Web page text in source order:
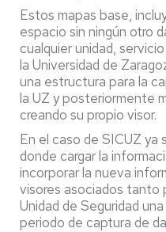
Estos mapas base,
espacio sin ningún otro
cualquier unidad,
la Universidad de
una estructura para la
la UZ y posteriormente
creando su propio visor.
En el caso de SICUZ ya
donde cargar la
incorporar la nueva
visores asociados tanto
Unidad de Seguridad
periodo de captura de